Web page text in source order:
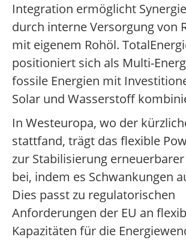
Integration ermöglicht
durch interne Versorgung von
mit eigenem Rohöl.
positioniert sich als Multi-
fossile Energien mit
Solar und Wasserstoff
In Westeuropa, wo der
stattfand, trägt das flexible
zur Stabilisierung
bei, indem es Schwankungen
Dies passt zu regulatorischen
Anforderungen der EU an
Kapazitäten für die